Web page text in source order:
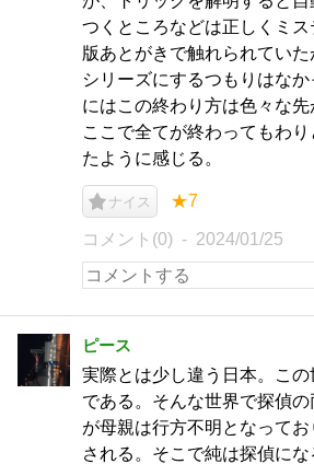
つくところなどは正しくミ
版あとがきで触れられてい
シリーズにするつもりはな
にはこの終わり方は色々な先
ここで全てが終わってもわ
たように感じる。
ナイス ★7
コメント(0) 2024/01/25
ピース
実際とは少し違う日本。こ
である。そんな世界で探偵
が母親は行方不明となって
される。そこで純は探偵に